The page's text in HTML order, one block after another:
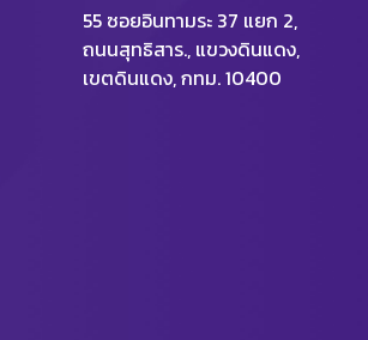
55 ซอยอินทามระ 37 แยก 2,
ถนนสุทธิสาร., แขวงดินแดง,
เขตดินแดง, กทม. 10400